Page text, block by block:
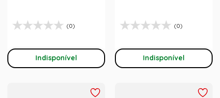
(0)
Indisponível
(0)
Indisponível